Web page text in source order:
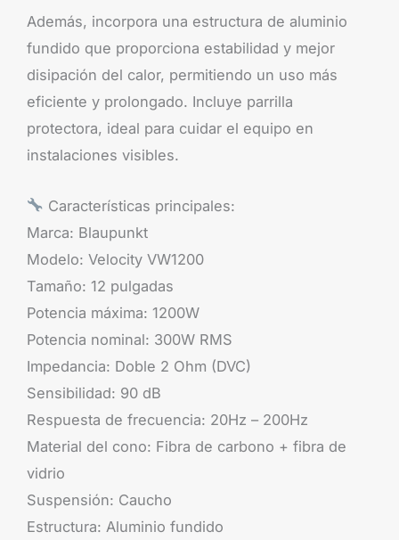
Además, incorpora una estructura de aluminio
fundido que proporciona estabilidad y mejor
disipación del calor, permitiendo un uso más
eficiente y prolongado. Incluye parrilla
protectora, ideal para cuidar el equipo en
instalaciones visibles.
Características principales:
Marca: Blaupunkt
Modelo: Velocity VW1200
Tamaño: 12 pulgadas
Potencia máxima: 1200W
Potencia nominal: 300W RMS
Impedancia: Doble 2 Ohm (DVC)
Sensibilidad: 90 dB
Respuesta de frecuencia: 20Hz – 200Hz
Material del cono: Fibra de carbono + fibra de
vidrio
Suspensión: Caucho
Estructura: Aluminio fundido